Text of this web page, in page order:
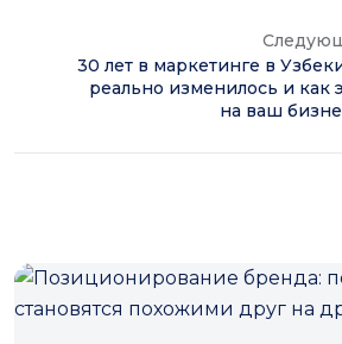
30 лет в маркетинге в
реально изменилось и как
на ваш